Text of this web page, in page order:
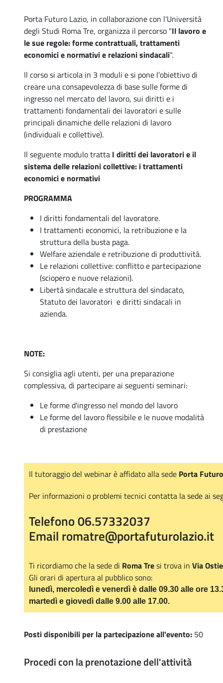
Porta Futuro Lazio, in collaborazione con l'Università
degli Studi Roma Tre, organizza il percorso "Il lavoro e
le sue regole: forme contrattuali, trattamenti
economici e normativi e relazioni sindacali".
Il corso si articola in 3 moduli e si pone l’obiettivo di
creare una consapevolezza di base sulle forme di
ingresso nel mercato del lavoro, sui diritti e i
trattamenti fondamentali dei lavoratori e sulle
principali dinamiche delle relazioni di lavoro
(individuali e collettive).
Il seguente modulo tratta I diritti dei lavoratori e il
sistema delle relazioni collettive: i trattamenti
economici e normativi
PROGRAMMA
I diritti fondamentali del lavoratore.
I trattamenti economici, la retribuzione e la
struttura della busta paga.
Welfare aziendale e retribuzione di produttività.
Le relazioni collettive: conflitto e partecipazione
(sciopero e nuove relazioni).
Libertà sindacale e struttura del sindacato,
Statuto dei lavoratori e diritti sindacali in
azienda.
NOTE:
Si consiglia agli utenti, per una preparazione
complessiva, di partecipare ai seguenti seminari:
Le forme d'ingresso nel mondo del lavoro
Le forme del lavoro flessibile e le nuove modalità
di prestazione
Il tutoraggio del webinar è affidato alla sede Porta
Per informazioni o problemi tecnici contatta la sede ai
Telefono 06.57332037
Email romatre@portafuturolazio.it
Ti ricordiamo che la sede di Roma Tresi trova in Via
Gli orari di apertura al pubblico sono:
lunedì, mercoledì e venerdì è dalle 09.30 alle ore
martedì e giovedì dalle 9.00 alle 17.00.
Posti disponibili per la partecipazione all'evento: 50
Procedi con la prenotazione dell'attività